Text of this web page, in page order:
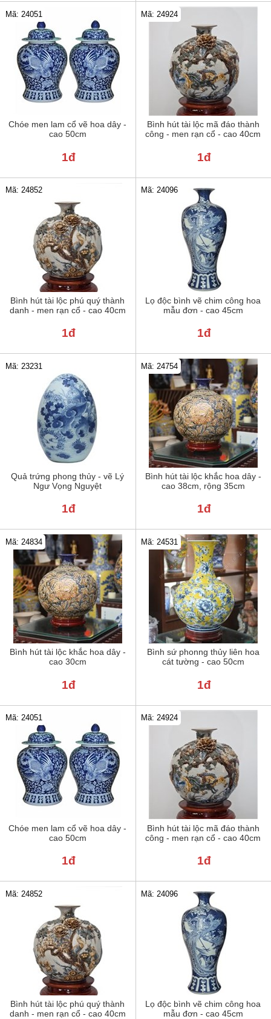
Chóe men lam cổ vẽ hoa dây -
cao 50cm
Mã: 24051
1đ
Bình hút tài lộc mã đáo thành
công - men rạn cổ - cao 40cm
Mã: 24924
1đ
Bình hút tài lộc phú quý thành
danh - men rạn cổ - cao 40cm
Mã: 24852
1đ
Lọ độc bình vẽ chim công hoa
mẫu đơn - cao 45cm
Mã: 24096
1đ
Quả trứng phong thủy - vẽ Lý
Ngư Vọng Nguyệt
Mã: 23231
1đ
Bình hút tài lộc khắc hoa dây -
cao 38cm, rộng 35cm
Mã: 24754
1đ
Bình hút tài lộc khắc hoa dây -
cao 30cm
Mã: 24834
1đ
Bình sứ phonng thủy liên hoa
cát tường - cao 50cm
Mã: 24531
1đ
Chóe men lam cổ vẽ hoa dây -
cao 50cm
Mã: 24051
1đ
Bình hút tài lộc mã đáo thành
công - men rạn cổ - cao 40cm
Mã: 24924
1đ
Bình hút tài lộc phú quý thành
danh - men rạn cổ - cao 40cm
Mã: 24852
Lọ độc bình vẽ chim công hoa
mẫu đơn - cao 45cm
Mã: 24096